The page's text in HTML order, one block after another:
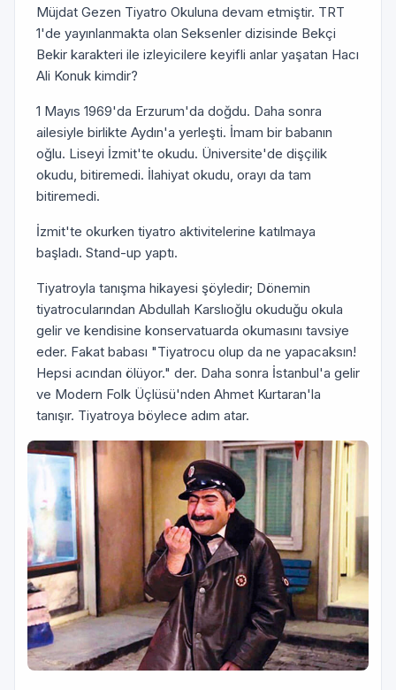
Müjdat Gezen Tiyatro Okuluna devam etmiştir. TRT
1'de yayınlanmakta olan Seksenler dizisinde Bekçi
Bekir karakteri ile izleyicilere keyifli anlar yaşatan Hacı
Ali Konuk kimdir?
1 Mayıs 1969'da Erzurum'da doğdu. Daha sonra
ailesiyle birlikte Aydın'a yerleşti. İmam bir babanın
oğlu. Liseyi İzmit'te okudu. Üniversite'de dişçilik
okudu, bitiremedi. İlahiyat okudu, orayı da tam
bitiremedi.
İzmit'te okurken tiyatro aktivitelerine katılmaya
başladı. Stand-up yaptı.
Tiyatroyla tanışma hikayesi şöyledir; Dönemin
tiyatrocularından Abdullah Karslıoğlu okuduğu okula
gelir ve kendisine konservatuarda okumasını tavsiye
eder. Fakat babası "Tiyatrocu olup da ne yapacaksın!
Hepsi acından ölüyor." der. Daha sonra İstanbul'a gelir
ve Modern Folk Üçlüsü'nden Ahmet Kurtaran'la
tanışır. Tiyatroya böylece adım atar.